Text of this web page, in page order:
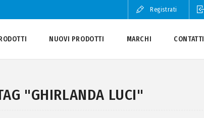
Registrati
NUOVI PRODOTTI MARCHI CONTATTI
"GHIRLANDA LUCI"